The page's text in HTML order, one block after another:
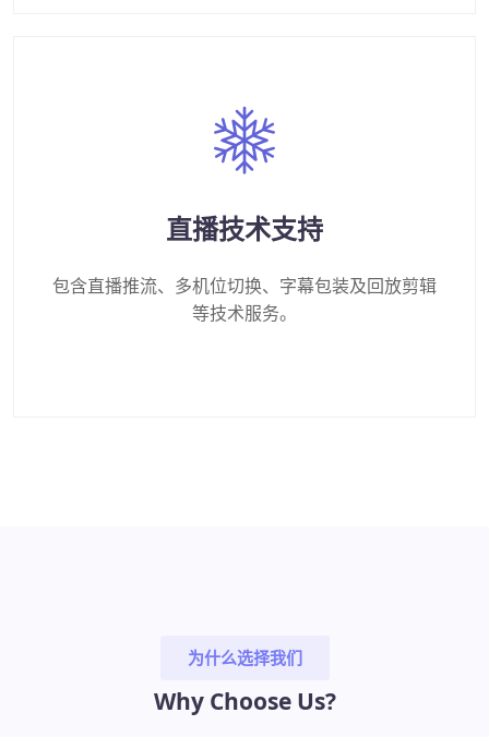
直播技术支持
包含直播推流、多机位切换、字幕包装及回放剪辑
等技术服务。
为什么选择我们
Why Choose Us?